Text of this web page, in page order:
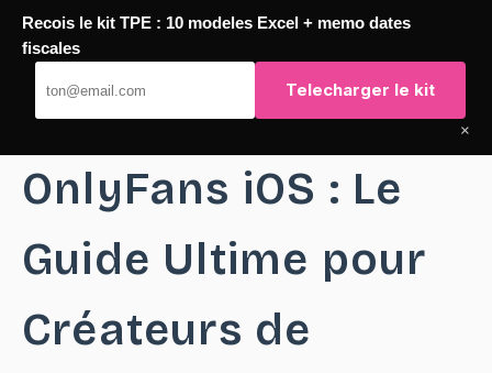
Passer
au
contenu
TaqTaq
OnlyFans iOS : Le
Guide Ultime pour
Créateurs de
Recois le kit TPE : 10 modeles Excel + memo dates
fiscales
Telecharger le kit
×